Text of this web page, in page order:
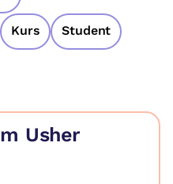
Kurs Student
Usher